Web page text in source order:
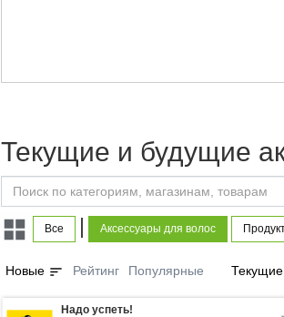
Текущие и будущие
Все | Аксессуары для волос
Новые sort Рейтинг Популярные Текущие
Надо успеть!